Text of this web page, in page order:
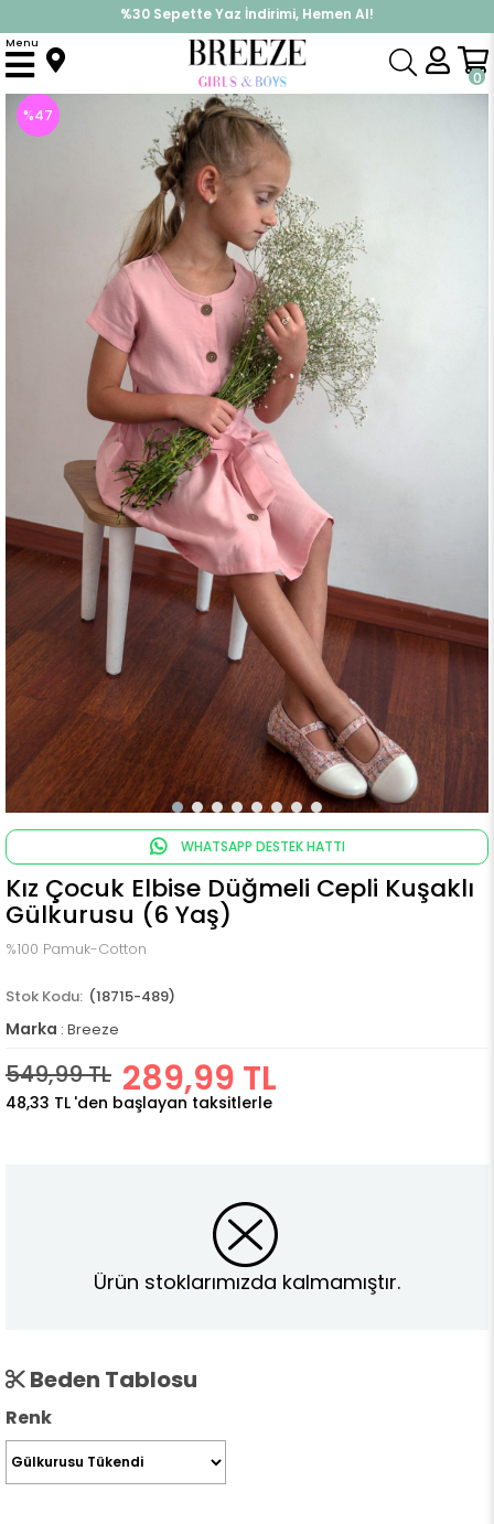
%30 Sepette Yaz İndirimi, Hemen Al!
İndirimlere ek %10 İndirimi Kap, Hemen Üye Ol!
0
Menu
Anasayfa Elbise Modelleri Yazlık Elbise Kız Çocuk Elbise Düğmeli Cepli Kuşaklı Gülkurusu (6 Yaş)
%47
WHATSAPP DESTEK HATTI
Kız Çocuk Elbise Düğmeli Cepli Kuşaklı
Gülkurusu (6 Yaş)
%100 Pamuk-Cotton
(18715-489)
Marka : Breeze
549,99 TL 289,99 TL
48,33 TL 'den başlayan taksitlerle
Ürün stoklarımızda kalmamıştır.
Beden Tablosu
Renk